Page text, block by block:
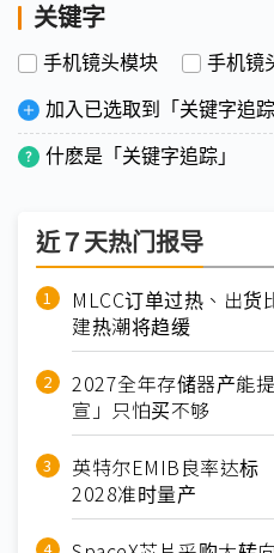
关键字
手机镜头模块 手机镜
加入已选取到「关键字追踪
什麽是「关键字追踪」
近７天热门报导
MLCC订单过热、出
建热潮将趋缓
2027全年存储器产能
宣」只怕买不够
英特尔EMIB良率达标
2028准时量产